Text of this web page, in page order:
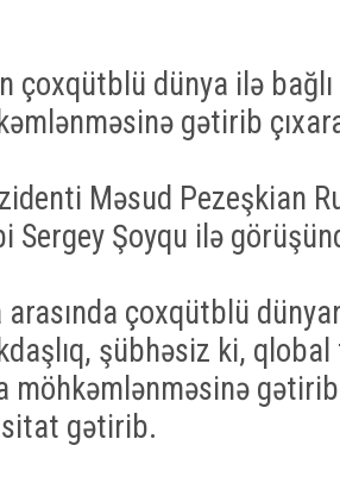
çoxqütblü dünya ilə
gətirib
Məsud Pezeşkian
Sergey Şoyqu ilə
arasında çoxqütblü
şübhəsiz ki,
möhkəmlənməsinə gətirib
gətirib.